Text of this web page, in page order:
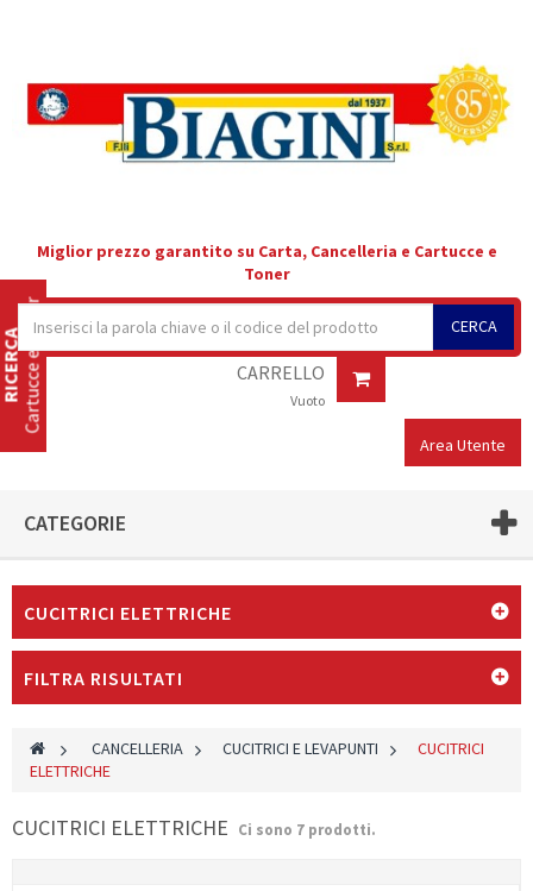
Miglior prezzo garantito su Carta, Cancelleria e Cartucce e
Toner
CERCA
CARRELLO
Vuoto
Area Utente
CATEGORIE
CUCITRICI ELETTRICHE
FILTRA RISULTATI
> CANCELLERIA > CUCITRICI E LEVAPUNTI >
CUCITRICI
ELETTRICHE
CUCITRICI ELETTRICHE Ci sono 7 prodotti.
Cartucce e Toner